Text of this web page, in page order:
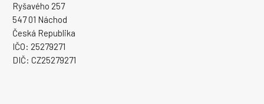
Ryšavého 257
547 01 Náchod
Česká Republika
IČO: 25279271
DIČ: CZ25279271